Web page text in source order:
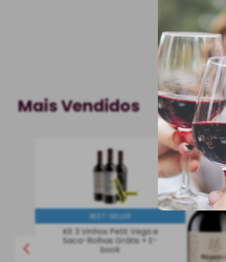
Mais Vendidos
750 ml
BEST-SELLER
Kit 3 Vinhos Petit Vega e
Saca-Rolhas Grátis + E-
book